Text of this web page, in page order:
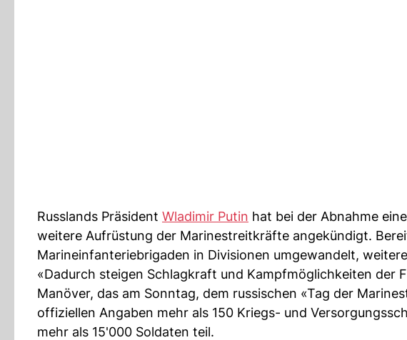
Russlands Präsident Wladimir Putin hat bei der Abnahme
weitere Aufrüstung der Marinestreitkräfte angekündigt.
Marineinfanteriebrigaden in Divisionen umgewandelt,
«Dadurch steigen Schlagkraft und Kampfmöglichkeiten der
Manöver, das am Sonntag, dem russischen «Tag der
offiziellen Angaben mehr als 150 Kriegs- und
mehr als 15'000 Soldaten teil.